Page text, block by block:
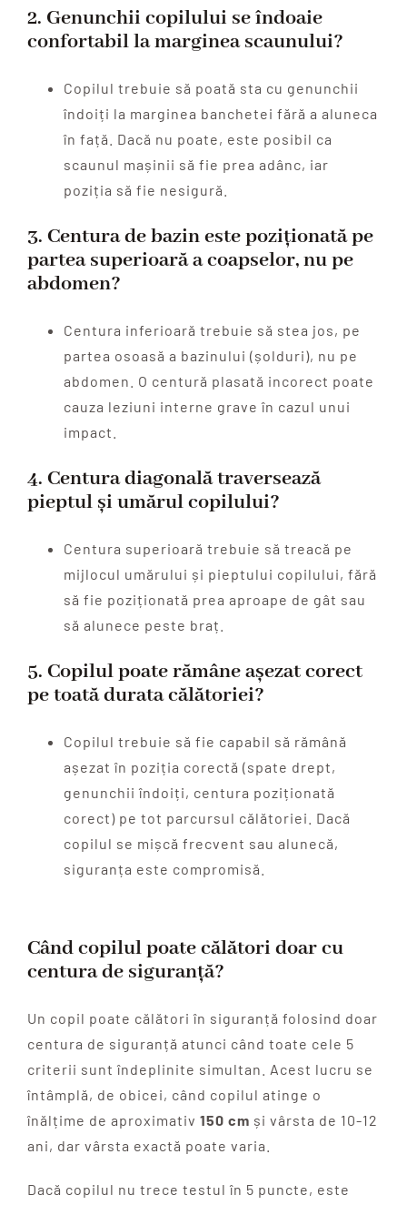
2. Genunchii copilului se îndoaie
confortabil la marginea scaunului?
Copilul trebuie să poată sta cu genunchii
îndoiți la marginea banchetei fără a aluneca
în față. Dacă nu poate, este posibil ca
scaunul mașinii să fie prea adânc, iar
poziția să fie nesigură.
3. Centura de bazin este poziționată pe
partea superioară a coapselor, nu pe
abdomen?
Centura inferioară trebuie să stea jos, pe
partea osoasă a bazinului (șolduri), nu pe
abdomen. O centură plasată incorect poate
cauza leziuni interne grave în cazul unui
impact.
4. Centura diagonală traversează
pieptul și umărul copilului?
Centura superioară trebuie să treacă pe
mijlocul umărului și pieptului copilului, fără
să fie poziționată prea aproape de gât sau
să alunece peste braț.
5. Copilul poate rămâne așezat corect
pe toată durata călătoriei?
Copilul trebuie să fie capabil să rămână
așezat în poziția corectă (spate drept,
genunchii îndoiți, centura poziționată
corect) pe tot parcursul călătoriei. Dacă
copilul se mișcă frecvent sau alunecă,
siguranța este compromisă.
Când copilul poate călători doar cu
centura de siguranță?
Un copil poate călători în siguranță folosind doar
centura de siguranță atunci când toate cele 5
criterii sunt îndeplinite simultan. Acest lucru se
întâmplă, de obicei, când copilul atinge o
înălțime de aproximativ 150 cm și vârsta de 10-12
ani, dar vârsta exactă poate varia.
Dacă copilul nu trece testul în 5 puncte, este